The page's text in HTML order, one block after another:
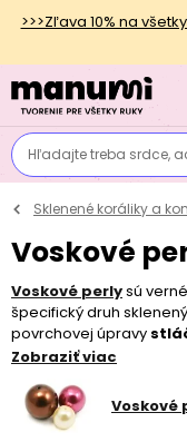
>>>Zľava 10% na
Hľadajte treba srdce,
Sklenené koráliky a
Voskové
Voskové perlysú verné
špecifický druh
povrchovej úpravy
periel. Preto je ponuka
tvarovv širokej
navýrobu elegantných
Zobraziť viac
Voskové